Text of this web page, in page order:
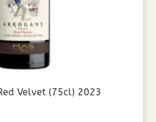
Velvet (75cl) 2023